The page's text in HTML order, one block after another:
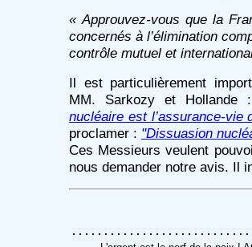
« Approuvez-vous que la
concernés à l’élimination
contrôle mutuel et
Il est particulièrement
MM. Sarkozy et
nucléaire est l’assurance-vie
proclamer : "Dissuasion
Ces Messieurs veulent
nous demander notre avis. Il